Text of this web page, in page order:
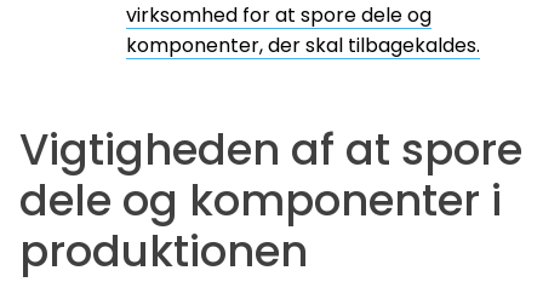
virksomhed for at spore dele og
komponenter, der skal tilbagekaldes.
Vigtigheden af at spore
dele og komponenter i
produktionen